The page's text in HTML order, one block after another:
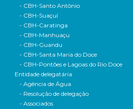
- CBH-Santo Antônio
- CBH-Suaçuí
- CBH-Caratinga
- CBH-Manhuaçu
- CBH-Guandu
- CBH-Santa Maria do Doce
- CBH-Pontões e Lagoas do Rio Doce
Entidade delegatária
- Agência de Água
- Resolução de delegação
- Associados